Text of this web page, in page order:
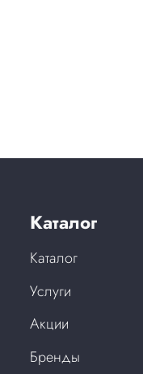
Каталог
Каталог
Услуги
Акции
Бренды